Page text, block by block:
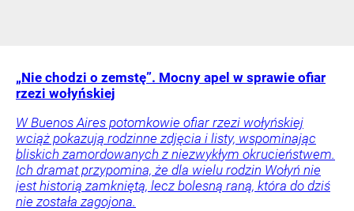
„Nie chodzi o zemstę”. Mocny apel w sprawie ofiar
rzezi wołyńskiej
W Buenos Aires potomkowie ofiar rzezi wołyńskiej
wciąż pokazują rodzinne zdjęcia i listy, wspominając
bliskich zamordowanych z niezwykłym okrucieństwem.
Ich dramat przypomina, że dla wielu rodzin Wołyń nie
jest historią zamkniętą, lecz bolesną raną, która do dziś
nie została zagojona.